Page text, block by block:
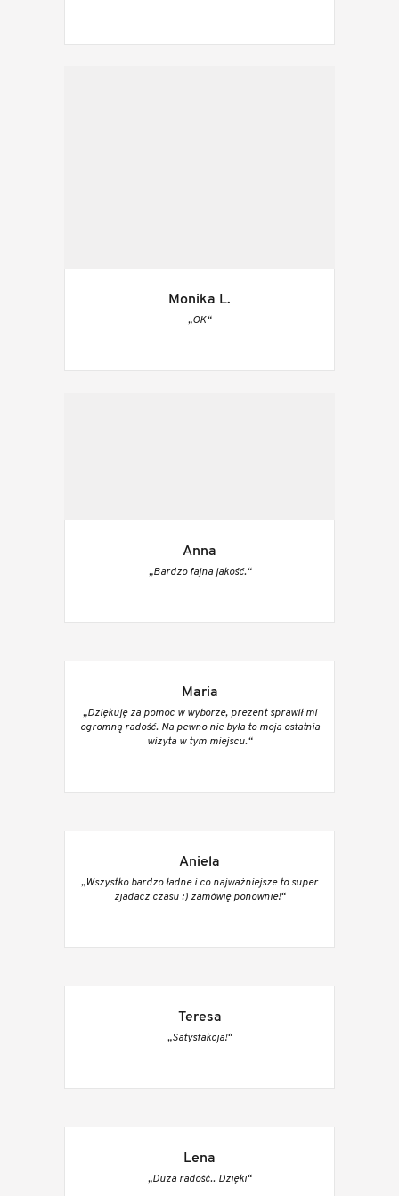
Monika L.
„OK“
Anna
„Bardzo fajna jakość.“
Maria
„Dziękuję za pomoc w wyborze, prezent sprawił mi
ogromną radość. Na pewno nie była to moja ostatnia
wizyta w tym miejscu.“
Aniela
„Wszystko bardzo ładne i co najważniejsze to super
zjadacz czasu :) zamówię ponownie!“
Teresa
„Satysfakcja!“
Lena
„Duża radość.. Dzięki“